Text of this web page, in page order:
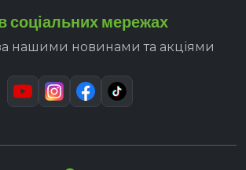
соціальних мережах
нашими новинами та акціями